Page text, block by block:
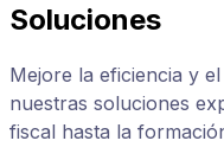
Soluciones
Mejore la eficiencia y
nuestras soluciones
fiscal hasta la